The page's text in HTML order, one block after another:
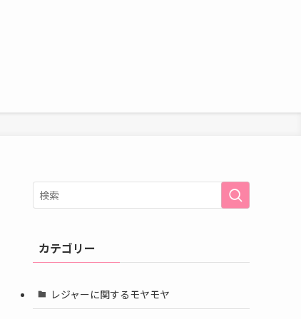
カテゴリー
レジャーに関するモヤモヤ